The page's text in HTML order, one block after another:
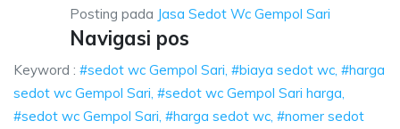
Posting pada Jasa Sedot Wc Gempol Sari
Navigasi pos
Keyword : #sedot wc Gempol Sari, #biaya sedot wc, #harga
sedot wc Gempol Sari, #sedot wc Gempol Sari harga,
#sedot wc Gempol Sari, #harga sedot wc, #nomer sedot